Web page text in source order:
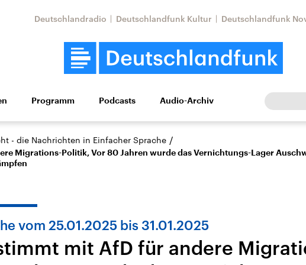
Deutschlandradio Deutschlandfunk Kultur Deutschlandfunk
Wirtschaft Wissen Kultur Europa
Musik
USA
Aktuelle Beiträge,
Nahostkonflikt
Aktuelle Lage und
Iran
Aktuelle Lage und
Programm Podcasts Audio-Archiv
- die Nachrichten in Einfacher Sprache /
Migrations-Politik, Vor 80 Jahren wurde das Vernichtungs-Lager
vom 25.01.2025 bis 31.01.2025
mit AfD für andere